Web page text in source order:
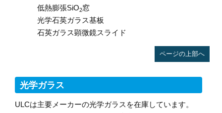
低熱膨張SiO2窓
光学石英ガラス基板
石英ガラス顕微鏡スライド
ページの上部へ
光学ガラス
ULCは主要メーカーの光学ガラスを在庫しています。